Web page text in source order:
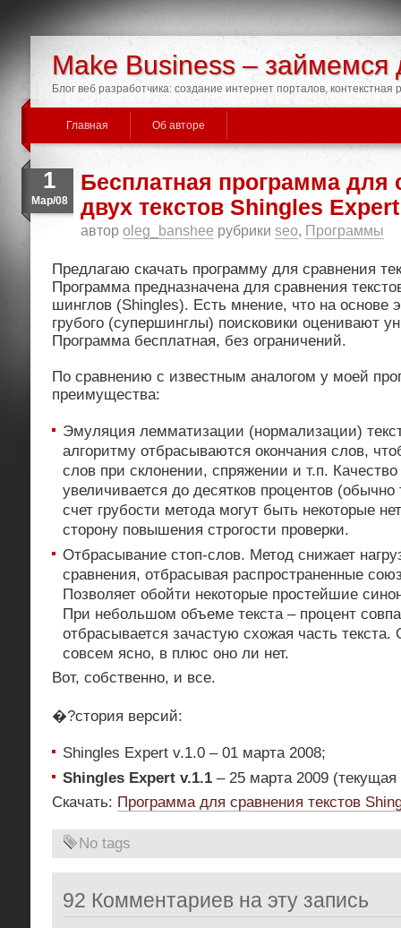
Make Business – займемся
Блог веб разработчика: создание интернет порталов,
Главная Об авторе
1
Мар/08
Бесплатная программа для
двух текстов Shingles Expert
автор oleg_banshee рубрики seo, Программы
Предлагаю скачать программу для сравнения
Программа предназначена для сравнения
шинглов (Shingles). Есть мнение, что на основе
грубого (супершинглы) поисковики оценивают
Программа бесплатная, без ограничений.
По сравнению с известным аналогом у моей
преимущества:
Эмуляция лемматизации (нормализации)
алгоритму отбрасываются окончания слов,
слов при склонении, спряжении и т.п.
увеличивается до десятков процентов
счет грубости метода могут быть некоторые
сторону повышения строгости проверки.
Отбрасывание стоп-слов. Метод снижает
сравнения, отбрасывая распространенные
Позволяет обойти некоторые простейшие
При небольшом объеме текста – процент
отбрасывается зачастую схожая часть текста.
совсем ясно, в плюс оно ли нет.
Вот, собственно, и все.
�?стория версий:
Shingles Expert v.1.0 – 01 марта 2008;
Shingles Expert v.1.1 – 25 марта 2009
Скачать: Программа для сравнения текстов
No tags
92 Комментариев на эту запись